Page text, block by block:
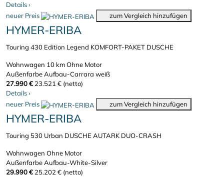
Details›
neuer Preis
zum Vergleich hinzufügen
HYMER-ERIBA
Touring 430 Edition Legend KOMFORT-PAKET DUSCHE
Wohnwagen 10 kmOhne Motor
Außenfarbe Aufbau-Carrara weiß
27.990 € 23.521 € (netto)
Details›
neuer Preis
zum Vergleich hinzufügen
HYMER-ERIBA
Touring 530 Urban DUSCHE AUTARK DUO-CRASH
Wohnwagen Ohne Motor
Außenfarbe Aufbau-White-Silver
29.990 € 25.202 € (netto)